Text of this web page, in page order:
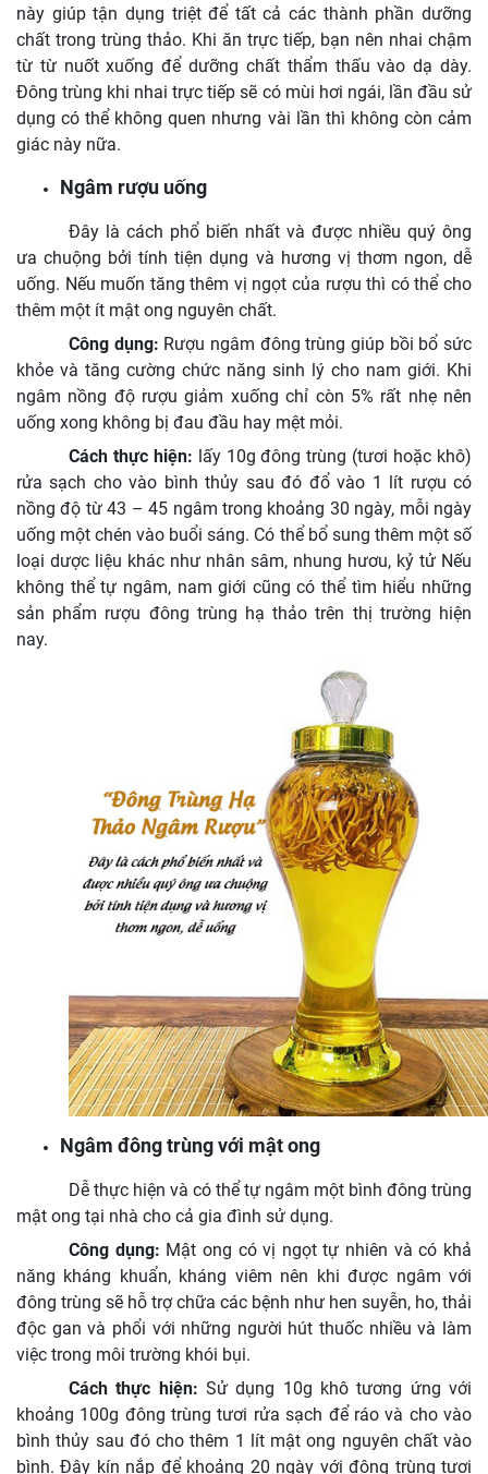
này giúp tận dụng triệt để tất cả các thành phần dưỡng
chất trong trùng thảo. Khi ăn trực tiếp, bạn nên nhai chậm
từ từ nuốt xuống để dưỡng chất thẩm thấu vào dạ dày.
Đông trùng khi nhai trực tiếp sẽ có mùi hơi ngái, lần đầu sử
dụng có thể không quen nhưng vài lần thì không còn cảm
giác này nữa.
Ngâm rượu uống
Đây là cách phổ biến nhất và được nhiều quý ông
ưa chuộng bởi tính tiện dụng và hương vị thơm ngon, dễ
uống. Nếu muốn tăng thêm vị ngọt của rượu thì có thể cho
thêm một ít mật ong nguyên chất.
Công dụng: Rượu ngâm đông trùng giúp bồi bổ sức
khỏe và tăng cường chức năng sinh lý cho nam giới. Khi
ngâm nồng độ rượu giảm xuống chỉ còn 5% rất nhẹ nên
uống xong không bị đau đầu hay mệt mỏi.
Cách thực hiện: lấy 10g đông trùng (tươi hoặc khô)
rửa sạch cho vào bình thủy sau đó đổ vào 1 lít rượu có
nồng độ từ 43 – 45 ngâm trong khoảng 30 ngày, mỗi ngày
uống một chén vào buổi sáng. Có thể bổ sung thêm một số
loại dược liệu khác như nhân sâm, nhung hươu, kỷ tử Nếu
không thể tự ngâm, nam giới cũng có thể tìm hiểu những
sản phẩm rượu đông trùng hạ thảo trên thị trường hiện
nay.
Ngâm đông trùng với mật ong
Dễ thực hiện và có thể tự ngâm một bình đông trùng
mật ong tại nhà cho cả gia đình sử dụng.
Công dụng: Mật ong có vị ngọt tự nhiên và có khả
năng kháng khuẩn, kháng viêm nên khi được ngâm với
đông trùng sẽ hỗ trợ chữa các bệnh như hen suyễn, ho, thải
độc gan và phổi với những người hút thuốc nhiều và làm
việc trong môi trường khói bụi.
Cách thực hiện: Sử dụng 10g khô tương ứng với
khoảng 100g đông trùng tươi rửa sạch để ráo và cho vào
bình thủy sau đó cho thêm 1 lít mật ong nguyên chất vào
bình. Đậy kín nắp để khoảng 20 ngày với đông trùng tươi